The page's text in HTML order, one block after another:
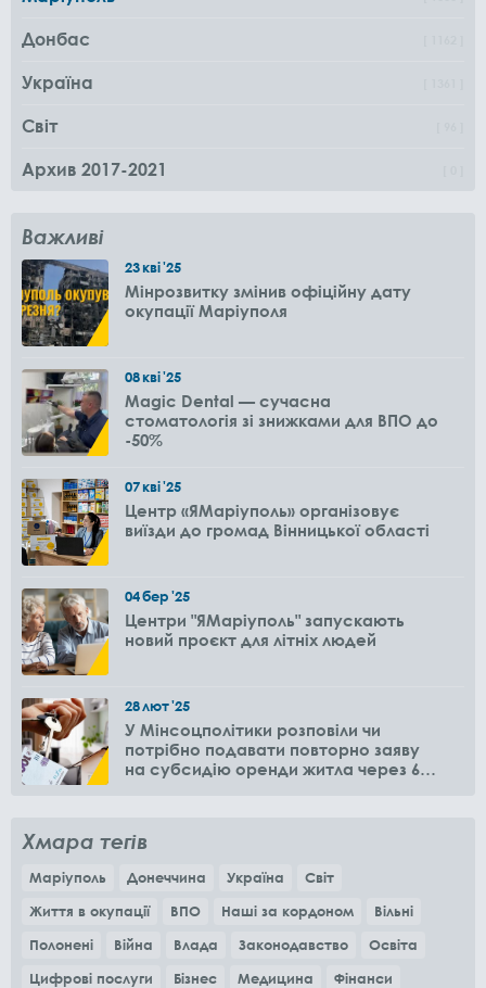
Донбас
Україна
Світ
Архив 2017-2021
Важливі
23кві'25
Мінрозвитку змінив офіційну дату
окупації Маріуполя
08кві'25
Magic Dental — сучасна
стоматологія зі знижками для ВПО до
-50%
07кві'25
Центр «ЯМаріуполь» організовує
виїзди до громад Вінницької області
04бер'25
Центри "ЯМаріуполь" запускають
новий проєкт для літніх людей
28лют'25
У Мінсоцполітики розповіли чи
потрібно подавати повторно заяву
на субсидію оренди житла через 6
Хмара тегів
Маріуполь Донеччина Україна
Світ
Життя в окупації
ВПО Наші за кордоном
Вільні
Полонені
Війна Влада Законодавство
Освіта
Цифрові послуги
Бізнес Медицина Фінанси